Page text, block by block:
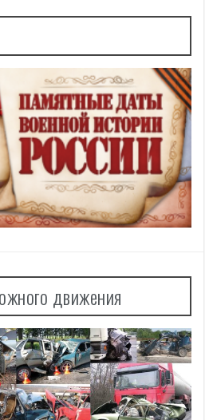
движения